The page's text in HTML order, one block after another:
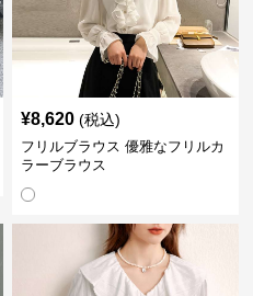
¥8,620 (税込)
フリルブラウス 優雅なフリルカ
ラーブラウス